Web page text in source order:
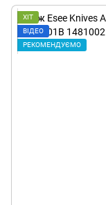
ХІТ
ВІДЕО
РЕКОМЕНДУЄМО